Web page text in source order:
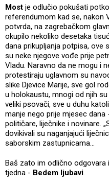
Most je odlučio pokušati
referendumom kad se, nakon
potvrda, na zagrebačkom
okupilo nekoliko desetaka
dana prikupljanja potpisa, ove
su neke njegove vođe prije
Vladu. Naravno da ne mogu i
protestiraju uglavnom su
slike Djevice Marije, sve gol
u holokaustu, mnogi od njih
veliki psovači, sve u duhu
manje nego prije mjesec
političare, liječnike i novinare.
dovikivali su naganjajući
saborskim zastupnicama...
Baš zato im odlično odgovara
tjedna - Bedem ljubavi.